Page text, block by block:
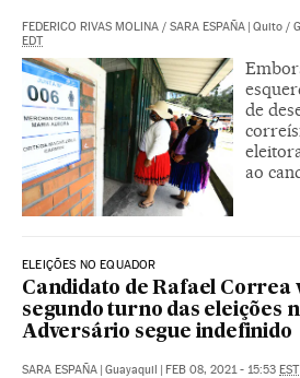
FEDERICO RIVAS MOLINA / SARA ESPAÑA | Quito /
EDT
de
ao
ELEIÇÕES NO EQUADOR
Candidato de Rafael Correa
segundo turno das eleições
Adversário segue indefinido
SARA ESPAÑA | Guayaquil | FEB 08, 2021 - 15:53 EST